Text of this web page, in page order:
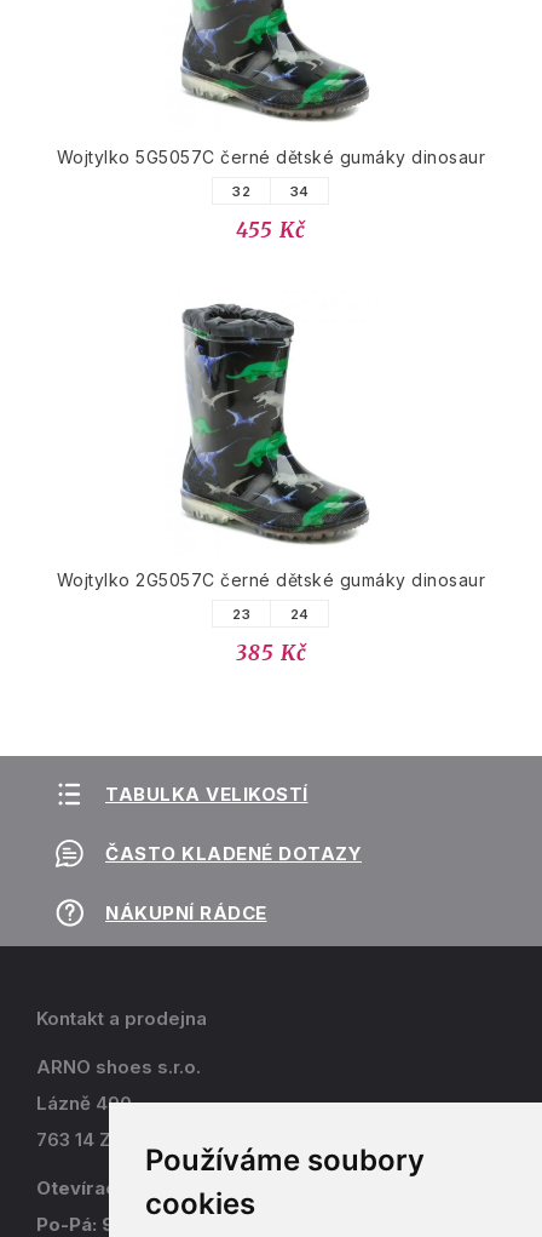
Používáme soubory
cookies
Wojtylko 5G5057C černé dětské gumáky dinosaur
32 34
455 Kč
Wojtylko 2G5057C černé dětské gumáky dinosaur
23 24
385 Kč
TABULKA VELIKOSTÍ
ČASTO KLADENÉ DOTAZY
NÁKUPNÍ RÁDCE
Kontakt a prodejna
ARNO shoes s.r.o.
Lázně 490
763 14 Zlín - Kostelec
Otevírací doba
Po-Pá: 9-17